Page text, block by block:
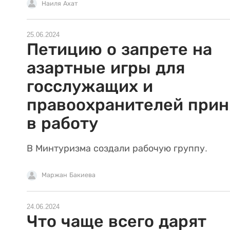
Наиля Ахат
25.06.2024
Петицию о запрете на
азартные игры для
госслужащих и
правоохранителей
в работу
В Минтуризма создали рабочую группу.
Маржан Бакиева
24.06.2024
Что чаще всего дарят